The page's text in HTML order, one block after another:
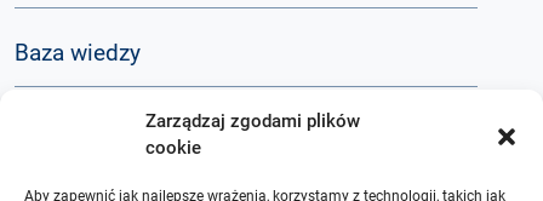
Zarządzaj zgodami plików
cookie
Aby zapewnić jak najlepsze wrażenia, korzystamy z technologii, takich jak
Baza wiedzy